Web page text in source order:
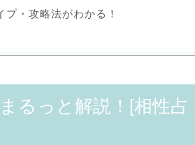
・攻略法がわかる！
るっと解説！[相性占